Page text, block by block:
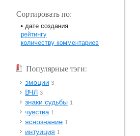
Сортировать по:
• дате создания
рейтингу
количеству комментариев
Популярные тэги:
эмоции 3
ВЧЛ 3
знаки судьбы 1
чувства 1
яснознание 1
интуиция 1